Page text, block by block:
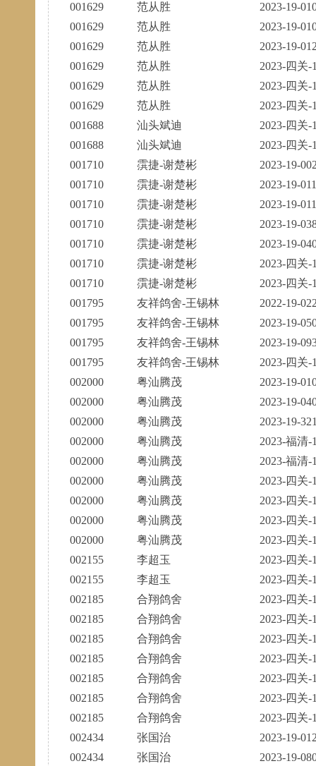
001629
范从胜
2023-19-
001629
范从胜
2023-19-
001629
范从胜
2023-19-
001629
范从胜
2023-四关-
001629
范从胜
2023-四关-
001629
范从胜
2023-四关-
001688
汕头斌迪
2023-四关-
001688
汕头斌迪
2023-四关-
001710
霟捷-谢楚彬
2023-19-
001710
霟捷-谢楚彬
2023-19-
001710
霟捷-谢楚彬
2023-19-
001710
霟捷-谢楚彬
2023-19-
001710
霟捷-谢楚彬
2023-19-
001710
霟捷-谢楚彬
2023-四关-
001710
霟捷-谢楚彬
2023-四关-
001795
友祥鸽舍-王锡林
2022-19-
001795
友祥鸽舍-王锡林
2023-19-
001795
友祥鸽舍-王锡林
2023-19-
001795
友祥鸽舍-王锡林
2023-四关-
002000
粤汕腾茂
2023-19-
002000
粤汕腾茂
2023-19-
002000
粤汕腾茂
2023-19-
002000
粤汕腾茂
2023-福清-
002000
粤汕腾茂
2023-福清-
002000
粤汕腾茂
2023-四关-
002000
粤汕腾茂
2023-四关-
002000
粤汕腾茂
2023-四关-
002000
粤汕腾茂
2023-四关-
002155
李超玉
2023-四关-
002155
李超玉
2023-四关-
002185
合翔鸽舍
2023-四关-
002185
合翔鸽舍
2023-四关-
002185
合翔鸽舍
2023-四关-
002185
合翔鸽舍
2023-四关-
002185
合翔鸽舍
2023-四关-
002185
合翔鸽舍
2023-四关-
002185
合翔鸽舍
2023-四关-
002434
张国治
2023-19-
002434
张国治 2023-19-